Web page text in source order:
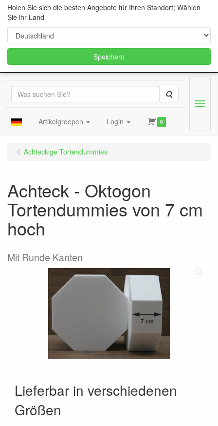
Suche
Artikelgroepen Login 0
Menu
Achteckige Tortendummies
Achteck - Oktogon
Tortendummies von 7 cm
hoch
Mit Runde Kanten
Lieferbar in verschiedenen
Größen
Holen Sie sich die besten Angebote für Ihren Standort; Wählen
Sie ihr Land
Speichern